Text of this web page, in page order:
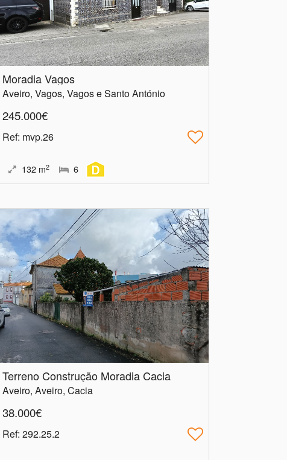
Moradia Vagos
Aveiro, Vagos, Vagos e Santo António
245.000€
Ref: mvp.26
132 m2 6
Terreno Construção Moradia Cacia
Aveiro, Aveiro, Cacia
38.000€
Ref: 292.25.2